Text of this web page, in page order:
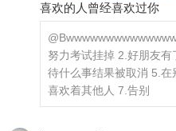
喜欢的人曾经喜欢过你
努力考试挂掉 2.好朋友有
待什么事结果被取消 5.在
喜欢着其他人 7.告别